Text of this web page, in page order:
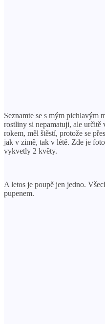
Seznamte se s mým pichlavým
rostliny si nepamatuji, ale
rokem, měl štěstí, protože se
jak v zimě, tak v létě. Zde je
vykvetly 2 květy.
A letos je poupě jen jedno.
pupenem.